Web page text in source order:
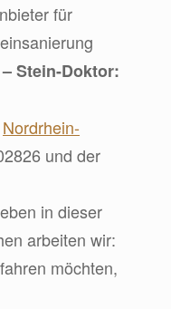
für
– Stein-Doktor:
Nordrhein-
und der
in dieser
arbeiten wir:
möchten,